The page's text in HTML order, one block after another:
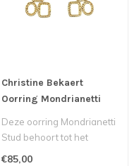
Christine Bekaert
Oorring Mondrianetti
Deze oorring Mondrianetti
Stud behoort tot het
€85,00